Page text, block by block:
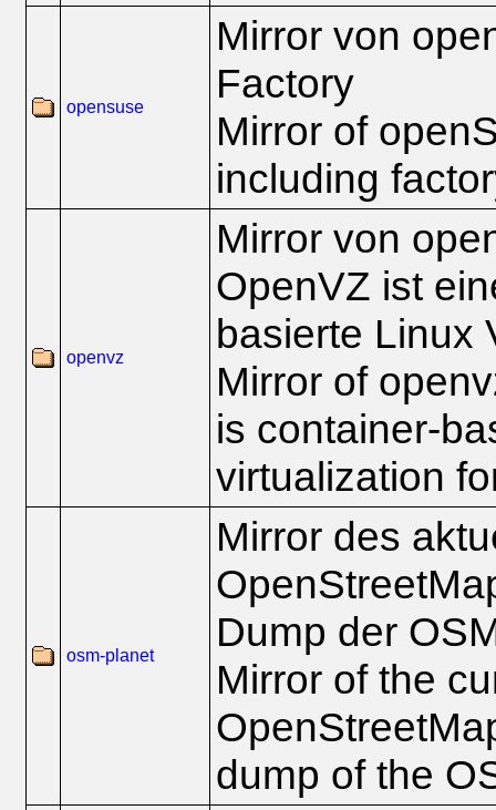
opensuse
Mirror von
Factory
Mirror of
including
openvz
Mirror von
OpenVZ ist
basierte Linux
Mirror of
is container-
virtualization
osm-planet
Mirror des
Dump der
Mirror of the
dump of the